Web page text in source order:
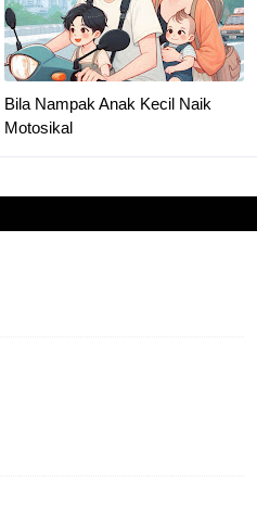
Bila Nampak Anak Kecil Naik
Motosikal